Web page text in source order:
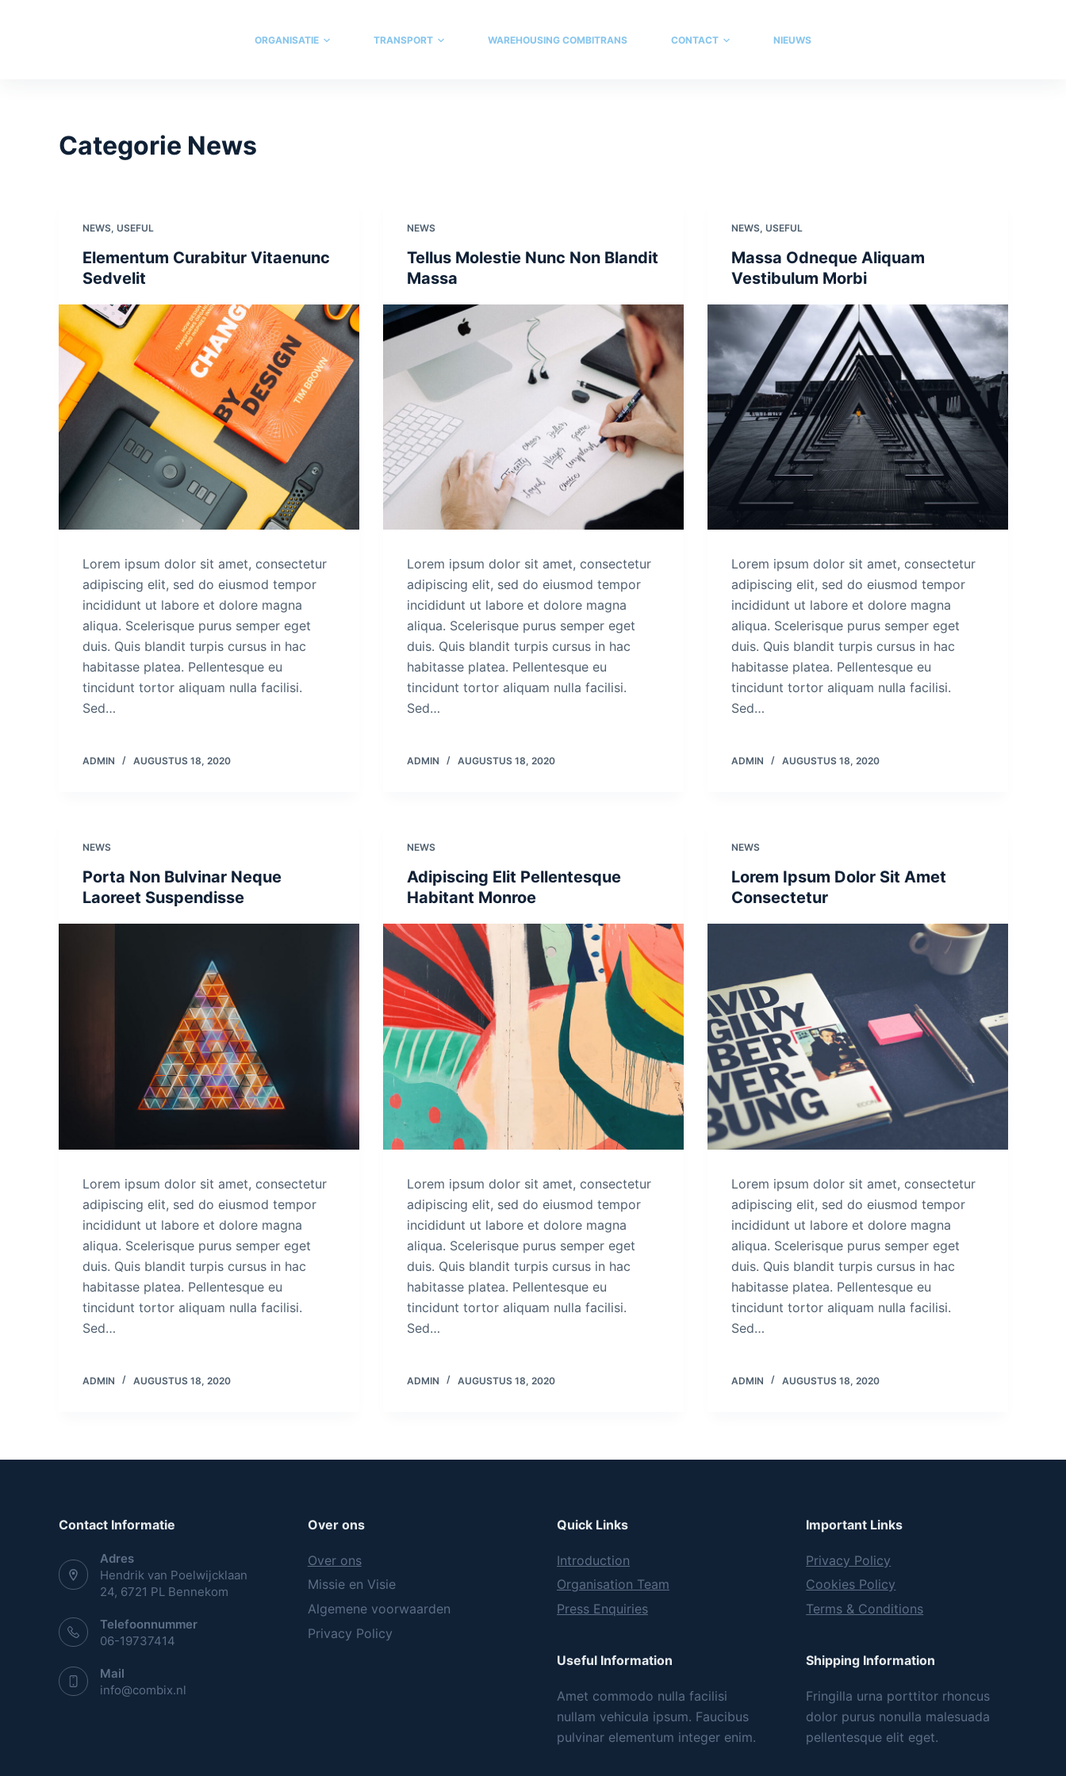
ORGANISATIE TRANSPORT WAREHOUSING COMBITRANS CONTACT NIEUWS
Categorie News
NEWS, USEFUL
Elementum Curabitur Vitaenunc
Sedvelit
Lorem ipsum dolor sit amet, consectetur
adipiscing elit, sed do eiusmod tempor
incididunt ut labore et dolore magna
aliqua. Scelerisque purus semper eget
duis. Quis blandit turpis cursus in hac
habitasse platea. Pellentesque eu
tincidunt tortor aliquam nulla facilisi.
Sed…
ADMIN AUGUSTUS 18, 2020
NEWS
Tellus Molestie Nunc Non Blandit
Massa
Lorem ipsum dolor sit amet, consectetur
adipiscing elit, sed do eiusmod tempor
incididunt ut labore et dolore magna
aliqua. Scelerisque purus semper eget
duis. Quis blandit turpis cursus in hac
habitasse platea. Pellentesque eu
tincidunt tortor aliquam nulla facilisi.
Sed…
ADMIN AUGUSTUS 18, 2020
NEWS, USEFUL
Massa Odneque Aliquam
Vestibulum Morbi
Lorem ipsum dolor sit amet, consectetur
adipiscing elit, sed do eiusmod tempor
incididunt ut labore et dolore magna
aliqua. Scelerisque purus semper eget
duis. Quis blandit turpis cursus in hac
habitasse platea. Pellentesque eu
tincidunt tortor aliquam nulla facilisi.
Sed…
ADMIN AUGUSTUS 18, 2020
NEWS
Porta Non Bulvinar Neque
Laoreet Suspendisse
Lorem ipsum dolor sit amet, consectetur
adipiscing elit, sed do eiusmod tempor
incididunt ut labore et dolore magna
aliqua. Scelerisque purus semper eget
duis. Quis blandit turpis cursus in hac
habitasse platea. Pellentesque eu
tincidunt tortor aliquam nulla facilisi.
Sed…
ADMIN AUGUSTUS 18, 2020
NEWS
Adipiscing Elit Pellentesque
Habitant Monroe
Lorem ipsum dolor sit amet, consectetur
adipiscing elit, sed do eiusmod tempor
incididunt ut labore et dolore magna
aliqua. Scelerisque purus semper eget
duis. Quis blandit turpis cursus in hac
habitasse platea. Pellentesque eu
tincidunt tortor aliquam nulla facilisi.
Sed…
ADMIN AUGUSTUS 18, 2020
NEWS
Lorem Ipsum Dolor Sit Amet
Consectetur
Lorem ipsum dolor sit amet, consectetur
adipiscing elit, sed do eiusmod tempor
incididunt ut labore et dolore magna
aliqua. Scelerisque purus semper eget
duis. Quis blandit turpis cursus in hac
habitasse platea. Pellentesque eu
tincidunt tortor aliquam nulla facilisi.
Sed…
ADMIN AUGUSTUS 18, 2020
Contact Informatie
Adres
Hendrik van Poelwijcklaan
24, 6721 PL Bennekom
Telefoonnummer
06-19737414
Mail
info@combix.nl
Over ons
Over ons
Missie en Visie
Algemene voorwaarden
Privacy Policy
Quick Links
Introduction
Organisation Team
Press Enquiries
Useful Information
Amet commodo nulla facilisi
nullam vehicula ipsum. Faucibus
pulvinar elementum integer enim.
Important Links
Privacy Policy
Cookies Policy
Terms & Conditions
Shipping Information
Fringilla urna porttitor rhoncus
dolor purus nonulla malesuada
pellentesque elit eget.